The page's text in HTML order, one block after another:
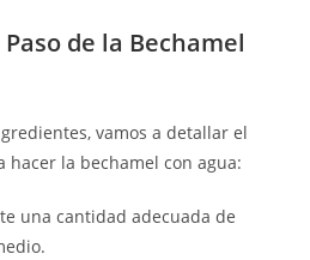
Paso de la Bechamel
vamos a detallar el
hacer la bechamel con agua:
una cantidad adecuada de